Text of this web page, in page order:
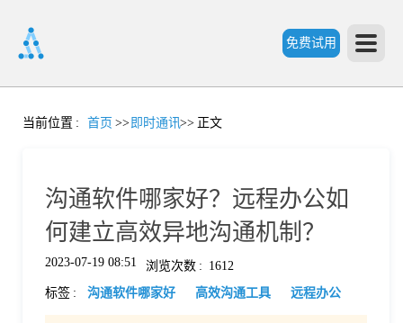
免费试用
首
当前位置 : 首页 >> 即时通讯>> 正文
沟通软件哪家好？远程办公如
何建立高效异地沟通机制？
2023-07-19 08:51 浏览次数 : 1612
标签 : 沟通软件哪家好 高效沟通工具 远程办公